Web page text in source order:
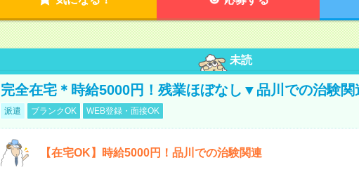
未読
完全在宅＊時給5000円！残業ほぼなし▼品川での治験関
派遣 ブランクOK WEB登録・面接OK
【在宅OK】時給5000円！品川での治験関連